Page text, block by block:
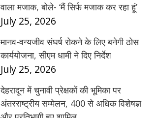
वाला मजाक, बोले- ‘मैं सिर्फ मजाक कर रहा हूं’
July 25, 2026
मानव-वन्यजीव संघर्ष रोकने के लिए बनेगी ठोस
कार्ययोजना, सीएम धामी ने दिए निर्देश
July 25, 2026
देहरादून में चुनावी प्रेक्षकों की भूमिका पर
अंतरराष्ट्रीय सम्मेलन, 400 से अधिक विशेषज्ञ